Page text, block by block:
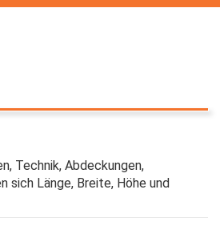
Technik, Abdeckungen,
sich Länge, Breite, Höhe und